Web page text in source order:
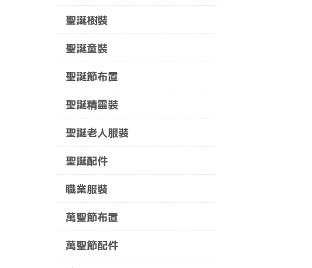
聖誕樹裝
聖誕童裝
聖誕節布置
聖誕精靈裝
聖誕老人服裝
聖誕配件
職業服裝
萬聖節布置
萬聖節配件